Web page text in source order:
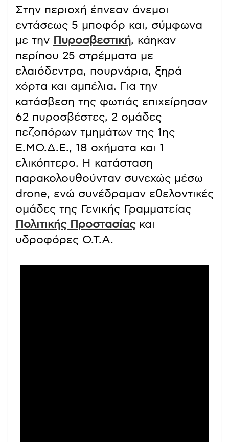
Στην περιοχή έπνεαν άνεμοι
εντάσεως 5 μποφόρ και, σύμφωνα
με την Πυροσβεστική, κάηκαν
περίπου 25 στρέμματα με
ελαιόδεντρα, πουρνάρια, ξηρά
χόρτα και αμπέλια. Για την
κατάσβεση της φωτιάς επιχείρησαν
62 πυροσβέστες, 2 ομάδες
πεζοπόρων τμημάτων της 1ης
Ε.ΜΟ.Δ.Ε., 18 οχήματα και 1
ελικόπτερο. Η κατάσταση
παρακολουθούνταν συνεχώς μέσω
drone, ενώ συνέδραμαν εθελοντικές
ομάδες της Γενικής Γραμματείας
Πολιτικής Προστασίαςκαι
υδροφόρες Ο.Τ.Α.